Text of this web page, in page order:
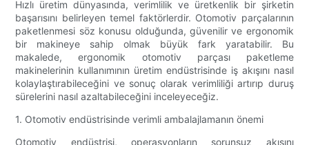
Hızlı üretim dünyasında, verimlilik ve üretkenlik bir şirketin
başarısını belirleyen temel faktörlerdir. Otomotiv parçalarının
paketlenmesi söz konusu olduğunda, güvenilir ve ergonomik
bir makineye sahip olmak büyük fark yaratabilir. Bu
makalede, ergonomik otomotiv parçası paketleme
makinelerinin kullanımının üretim endüstrisinde iş akışını nasıl
kolaylaştırabileceğini ve sonuç olarak verimliliği artırıp duruş
sürelerini nasıl azaltabileceğini inceleyeceğiz.
1. Otomotiv endüstrisinde verimli ambalajlamanın önemi
Otomotiv endüstrisi, operasyonların sorunsuz akışını